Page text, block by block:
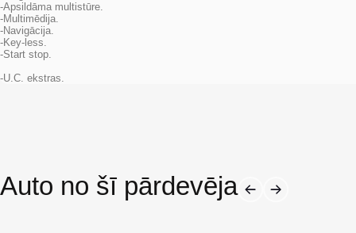
-Apsildāma multistūre.
-Multimēdija.
-Navigācija.
-Key-less.
-Start stop.
-U.C. ekstras.
Auto no šī pārdevēja